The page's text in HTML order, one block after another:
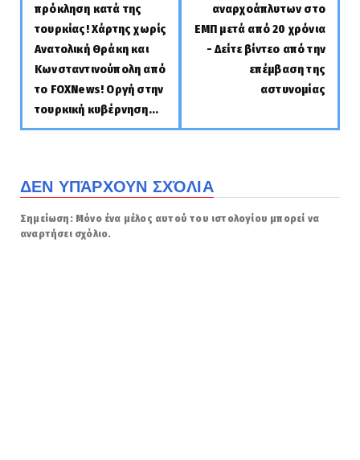
πρόκληση κατά της
τουρκίας! Χάρτης χωρίς
Ανατολική Θράκη και
Κωνσταντινούπολη από
το FOXNews! Oργή στην
τουρκική κυβέρνηση...
αναρχοάπλυτων στο
ΕΜΠ μετά από 20 χρόνια
- Δείτε βίντεο από την
επέμβαση της
αστυνομίας
ΔΕΝ ΥΠΆΡΧΟΥΝ ΣΧΌΛΙΑ
Σημείωση: Μόνο ένα μέλος αυτού του ιστολογίου μπορεί να
αναρτήσει σχόλιο.